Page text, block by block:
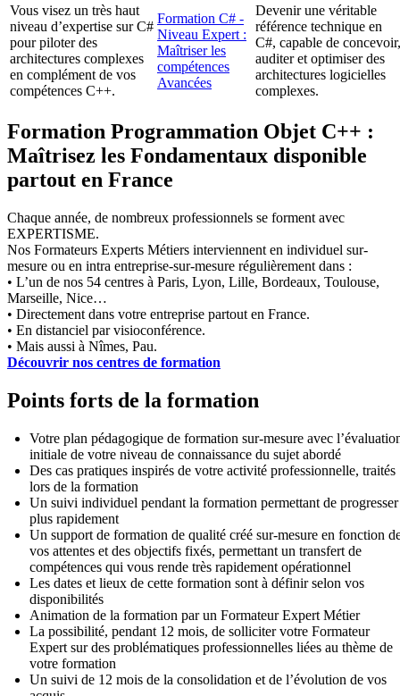
Vous visez un très haut
niveau d’expertise sur C#
pour piloter des
architectures complexes
en complément de vos
compétences C++.
Formation C# -
Niveau Expert :
Maîtriser les
compétences
Avancées
Devenir une véritable
référence technique en
C#, capable de concevoir,
auditer et optimiser des
architectures logicielles
complexes.
Formation Programmation Objet C++ :
Maîtrisez les Fondamentaux disponible
partout en France
Chaque année, de nombreux professionnels se forment avec
EXPERTISME.
Nos Formateurs Experts Métiers interviennent en individuel sur-
mesure ou en intra entreprise-sur-mesure régulièrement dans :
• L’un de nos 54 centres à Paris, Lyon, Lille, Bordeaux, Toulouse,
Marseille, Nice…
• Directement dans votre entreprise partout en France.
• En distanciel par visioconférence.
• Mais aussi à Nîmes, Pau.
Découvrir nos centres de formation
Points forts de la formation
Votre plan pédagogique de formation sur-mesure avec
initiale de votre niveau de connaissance du sujet abordé
Des cas pratiques inspirés de votre activité professionnelle, traités
lors de la formation
Un suivi individuel pendant la formation permettant de progresser
plus rapidement
Un support de formation de qualité créé sur-mesure en fonction
vos attentes et des objectifs fixés, permettant un transfert de
compétences qui vous rende très rapidement opérationnel
Les dates et lieux de cette formation sont à définir selon vos
disponibilités
Animation de la formation par un Formateur Expert Métier
La possibilité, pendant 12 mois, de solliciter votre Formateur
Expert sur des problématiques professionnelles liées au thème de
votre formation
Un suivi de 12 mois de la consolidation et de l’évolution de vos